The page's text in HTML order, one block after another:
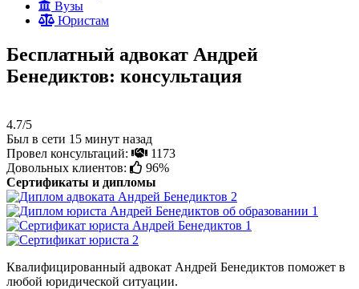
Вузы
Юристам
Бесплатный адвокат Андрей
Бенедиктов: консультация
4.7/5
Был в сети 15 минут назад
Провел консультаций:
1173
Довольных клиентов:
96%
Сертификаты и дипломы
Квалифицированный адвокат Андрей Бенедиктов поможет в
любой юридической ситуации.